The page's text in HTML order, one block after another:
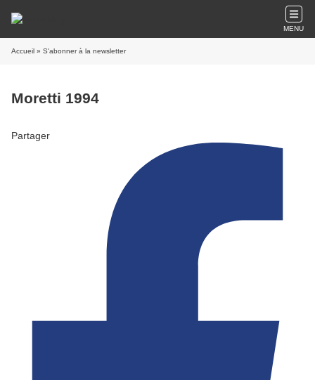
MENU
Accueil » S'abonner à la newsletter
Moretti 1994
Partager